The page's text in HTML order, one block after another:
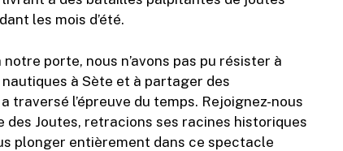
les mois d’été.
porte, nous n’avons pas pu résister à
à Sète et à partager des
l’épreuve du temps. Rejoignez-nous
Joutes, retracions ses racines historiques
plonger entièrement dans ce spectacle